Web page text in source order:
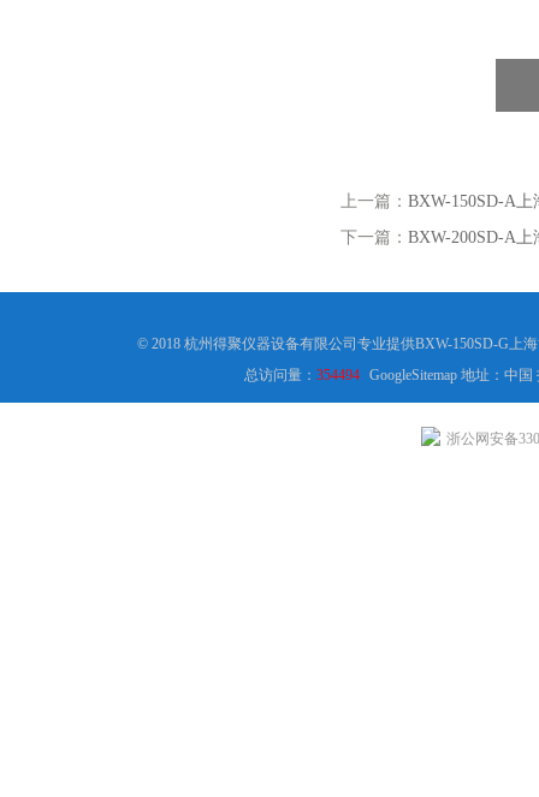
上一篇： BXW-150SD-A
下一篇： BXW-200SD-A
© 2018 杭州得聚仪器设备有限公司专业提供BXW-150SD-G上
总访问量：354494 GoogleSitemap地址：中国
浙公网安备